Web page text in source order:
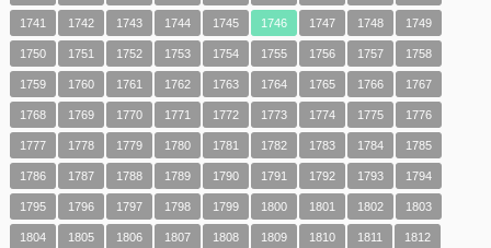
1741 1742 1743 1744 1745 1746 1747 1748 1749
1750 1751 1752 1753 1754 1755 1756 1757 1758
1759 1760 1761 1762 1763 1764 1765 1766 1767
1768 1769 1770 1771 1772 1773 1774 1775 1776
1777 1778 1779 1780 1781 1782 1783 1784 1785
1786 1787 1788 1789 1790 1791 1792 1793 1794
1795 1796 1797 1798 1799 1800 1801 1802 1803
1804 1805 1806 1807 1808 1809 1810 1811 1812